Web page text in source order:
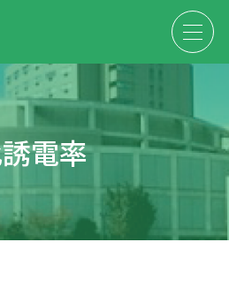
EN JP
電率